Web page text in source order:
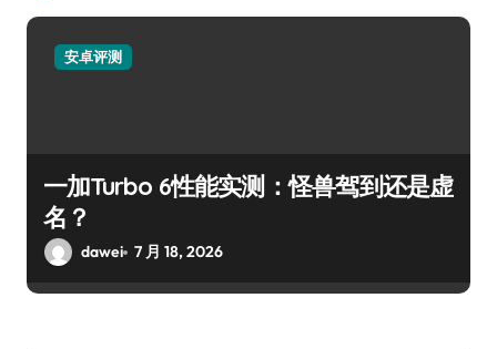
安卓评测
一加Turbo 6性能实测：怪兽驾到还是虚
名？
dawei 7 月 18, 2026